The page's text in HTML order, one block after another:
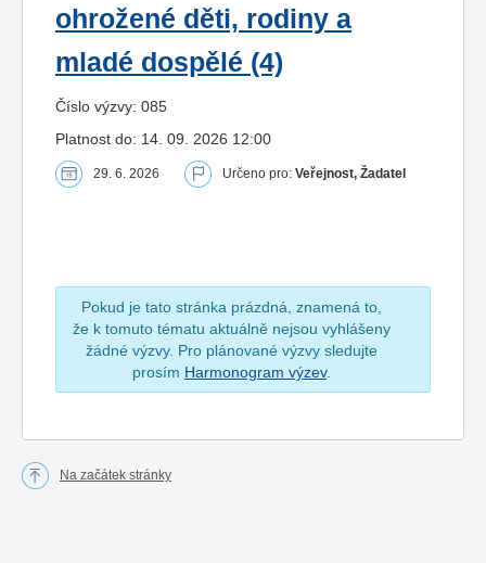
ohrožené děti, rodiny a
mladé dospělé (4)
Číslo výzvy: 085
Platnost do: 14. 09. 2026 12:00
29. 6. 2026 Určeno pro: Veřejnost, Žadatel
Pokud je tato stránka prázdná, znamená to,
že k tomuto tématu aktuálně nejsou vyhlášeny
žádné výzvy. Pro plánované výzvy sledujte
prosím Harmonogram výzev.
Na začátek stránky